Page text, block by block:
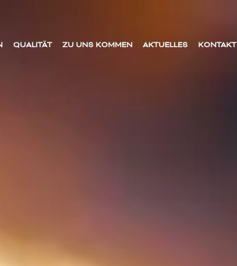
QUALITÄT ZU UNS KOMMEN AKTUELLES KONTAKT